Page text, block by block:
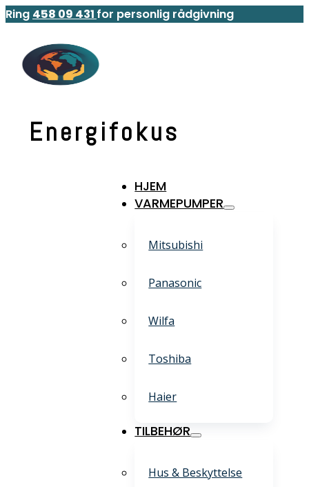
Ring 458 09 431 for personlig rådgivning
Energifokus
HJEM
VARMEPUMPER
Mitsubishi
Panasonic
Wilfa
Toshiba
Haier
TILBEHØR
Hus & Beskyttelse